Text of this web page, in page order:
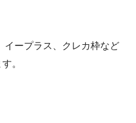
イープラス、クレカ枠など
。